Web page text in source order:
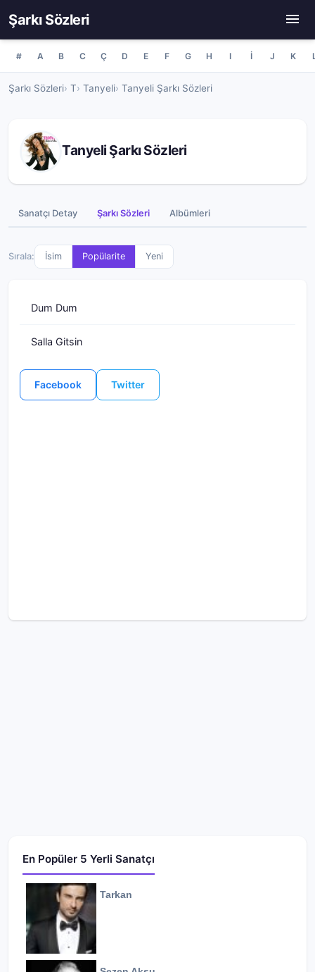
Şarkı Sözleri
# A B C Ç D E F G H I İ J K
Şarkı Sözleri T Tanyeli Tanyeli Şarkı Sözleri
Tanyeli Şarkı Sözleri
Sanatçı Detay Şarkı Sözleri Albümleri
Sırala: İsim Popülarite Yeni
Dum Dum
Salla Gitsin
Facebook Twitter
En Popüler 5 Yerli Sanatçı
Tarkan